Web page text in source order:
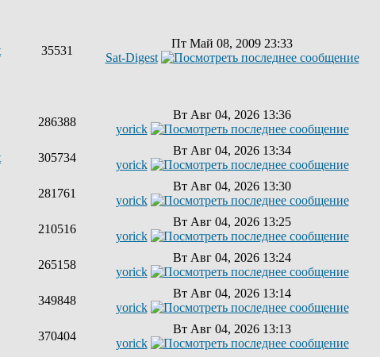
35531
Пт Май 08, 2009 23:33
Sat-Digest
286388
Вт Авг 04, 2026 13:36
yorick
305734
Вт Авг 04, 2026 13:34
yorick
281761
Вт Авг 04, 2026 13:30
yorick
210516
Вт Авг 04, 2026 13:25
yorick
265158
Вт Авг 04, 2026 13:24
yorick
349848
Вт Авг 04, 2026 13:14
yorick
370404
Вт Авг 04, 2026 13:13
yorick